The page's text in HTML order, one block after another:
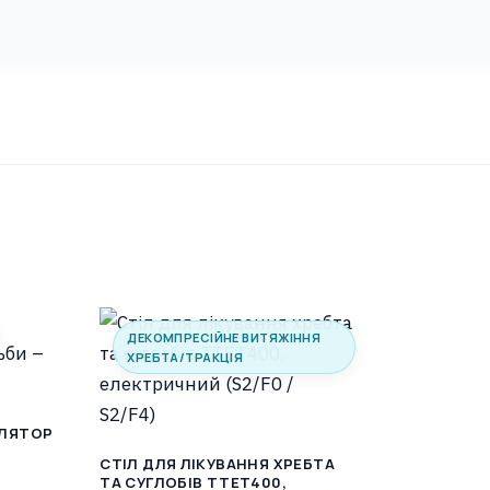
ДЕКОМПРЕСІЙНЕ ВИТЯЖІННЯ
ХРЕБТА/ТРАКЦІЯ
CТІЛ ДЛЯ ЛІКУВАННЯ ХРЕБТА
ТА СУГЛОБІВ TTET400,